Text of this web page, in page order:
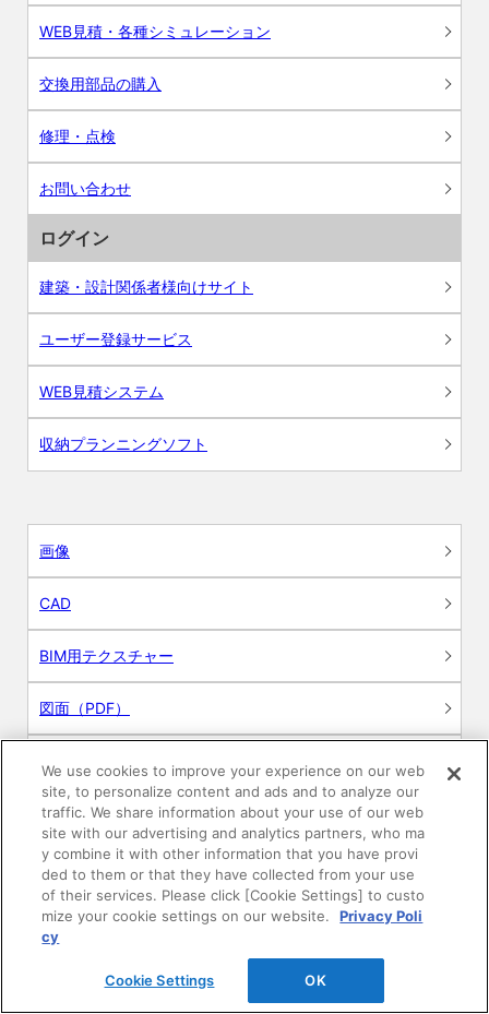
WEB見積・各種シミュレーション
交換用部品の購入
修理・点検
お問い合わせ
ログイン
建築・設計関係者様向けサイト
ユーザー登録サービス
WEB見積システム
収納プランニングソフト
画像
CAD
BIM用テクスチャー
図面（PDF）
施工・取扱説明書
動画
シミュレーションツール
24時間換気システム〈エアスマート〉
簡易設計見積ソフト
We use cookies to improve your experience on our web
site, to personalize content and ads and to analyze our
traffic. We share information about your use of our web
site with our advertising and analytics partners, who ma
y combine it with other information that you have provi
ded to them or that they have collected from your use
of their services. Please click [Cookie Settings] to custo
mize your cookie settings on our website.
Privacy Poli
cy
Cookie Settings OK